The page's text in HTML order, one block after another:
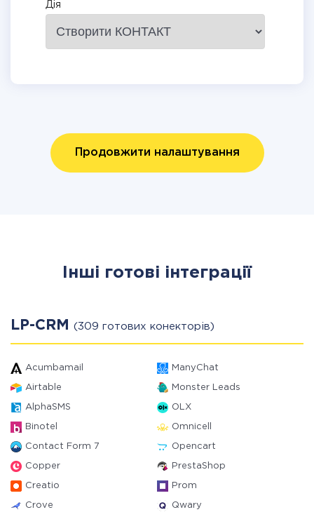
Дія
Продовжити налаштування
Інші готові інтеграції
LP-CRM (309 готових конекторів)
Acumbamail ManyChat
Airtable Monster Leads
AlphaSMS OLX
Binotel Omnicell
Contact Form 7 Opencart
Copper PrestaShop
Creatio Prom
Crove Qwary